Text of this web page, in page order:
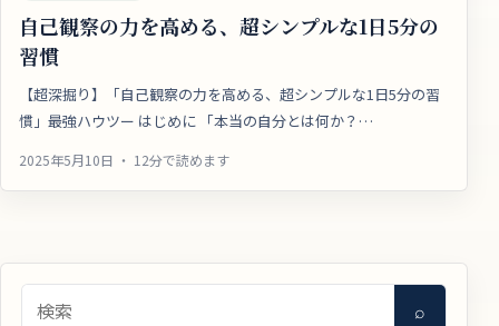
自己観察の力を高める、超シンプルな1日5分の
習慣
【超深掘り】「自己観察の力を高める、超シンプルな1日5分の習
慣」最強ハウツー はじめに 「本当の自分とは何か？…
2025年5月10日 ・ 12分で読めます
検索 ⌕